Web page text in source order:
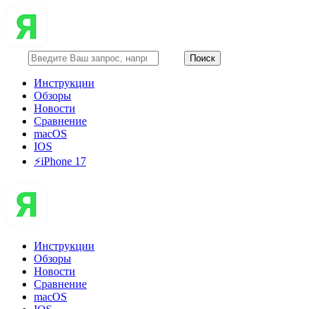
Инструкции
Обзоры
Новости
Сравнение
macOS
IOS
⚡️iPhone 17
Инструкции
Обзоры
Новости
Сравнение
macOS